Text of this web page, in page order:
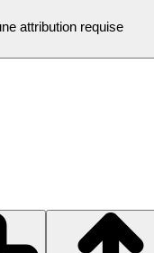
attribution requise